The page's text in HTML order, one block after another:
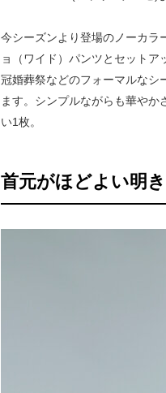
今シーズンより登場のノーカラ
ョ（ワイド）パンツとセット
冠婚葬祭などのフォーマルなシ
ます。シンプルながらも華や
い1枚。
首元がほどよい明